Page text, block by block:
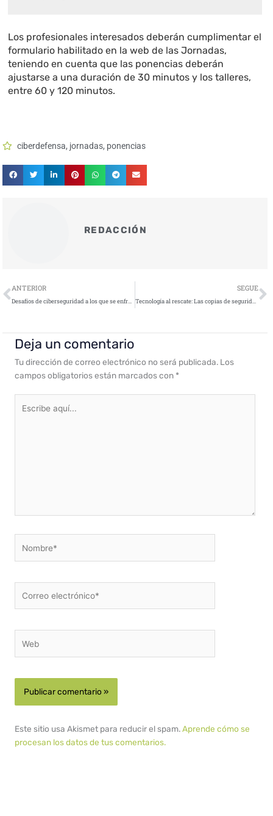
Los profesionales interesados deberán cumplimentar el
formulario habilitado en la web de las Jornadas,
teniendo en cuenta que las ponencias deberán
ajustarse a una duración de 30 minutos y los talleres,
entre 60 y 120 minutos.
ciberdefensa, jornadas, ponencias
REDACCIÓN
Ant
ANTERIOR
Desafíos de ciberseguridad a los que se enfrentan las industrias
SEGUE
Tecnología al rescate: Las copias de seguridad, un escudo vital para nuestros datos digitales
Deja un comentario
Tu dirección de correo electrónico no será publicada. Los
campos obligatorios están marcados con *
aquí...
electrónico*
Este sitio usa Akismet para reducir el spam.Aprende cómo se
procesan los datos de tus comentarios.